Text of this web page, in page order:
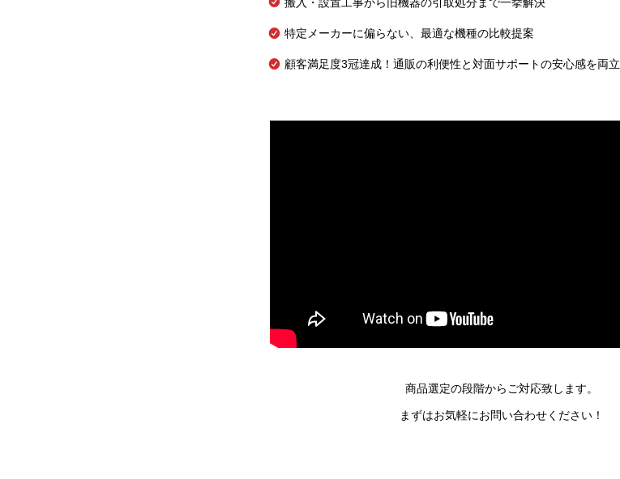
特定メーカーに偏らない、最適な機種の比較提案
顧客満足度3冠達成！通販の利便性と対面サポートの安心感を両立
商品選定の段階からご対応致します。
まずはお気軽にお問い合わせください！